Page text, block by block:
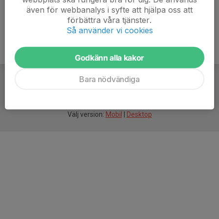
Välj version: Mobil Desktop
även för webbanalys i syfte att hjälpa oss att
förbättra våra tjänster.
Så använder vi cookies
Godkänn alla kakor
Bara nödvändiga